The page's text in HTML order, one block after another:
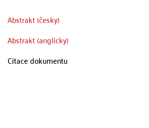
Abstrakt (česky)
Abstrakt (anglicky)
Citace dokumentu